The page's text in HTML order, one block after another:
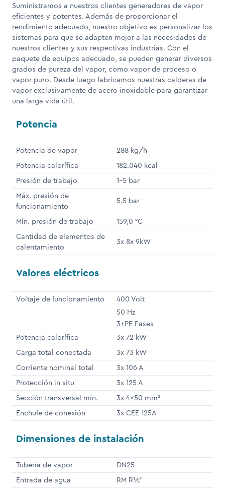
Suministramos a nuestros clientes generadores de vapor
eficientes y potentes. Además de proporcionar el
rendimiento adecuado, nuestro objetivo es personalizar los
sistemas para que se adapten mejor a las necesidades de
nuestros clientes y sus respectivas industrias. Con el
paquete de equipos adecuado, se pueden generar diversos
grados de pureza del vapor, como vapor de proceso o
vapor puro. Desde luego fabricamos nuestras calderas de
vapor exclusivamente de acero inoxidable para garantizar
una larga vida útil.
Potencia
Potencia de vapor
288 kg/h
Potencia calorífica
182.040 kcal
Presión de trabajo
1-5 bar
Máx. presión de
funcionamiento
5.5 bar
Mín. presión de trabajo
159,0 °C
Cantidad de elementos de
calentamiento
3x 8x 9kW
Valores eléctricos
Voltaje de funcionamiento
400 Volt
50 Hz
3+PE Fases
Potencia calorífica
3x 72 kW
Carga total conectada
3x 73 kW
Corriente nominal total
3x 106 A
Protección in situ
3x 125 A
Sección transversal mín.
3x 4x50 mm²
Enchufe de conexión
3x CEE 125A
Dimensiones de instalación
Tubería de vapor
DN25
Entrada de agua
RM R½"